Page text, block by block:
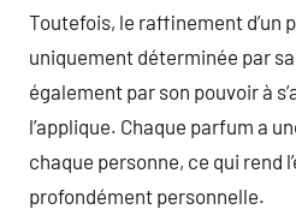
Toutefois, le raffinement d’un
uniquement déterminée par
également par son pouvoir à
l’applique. Chaque parfum a
chaque personne, ce qui rend
profondément personnelle.